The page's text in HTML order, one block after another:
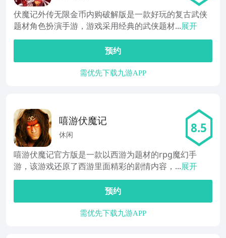
伏魔记外传无限金币内购破解版是一款好玩的复古武侠
题材角色扮演手游，游戏采用经典的武侠题材...展开
预约
需优先下载九游APP
嘻游伏魔记
休闲 8.5
嘻游伏魔记官方版是一款以西游为题材的rpg魔幻手
游，该游戏还原了西游里面精彩的剧情内容，...展开
预约
需优先下载九游APP